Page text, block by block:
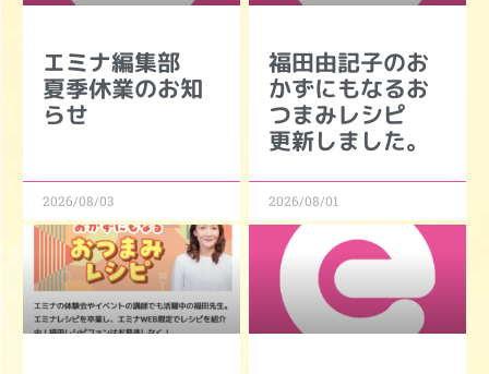
エミナ編集部
夏季休業のお知
らせ
2026/08/03
福田由記子のお
かずにもなるお
つまみレシピ
更新しました。
2026/08/01